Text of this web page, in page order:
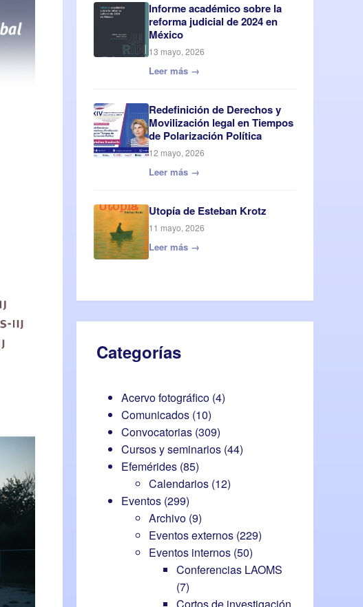
Informe académico sobre la
reforma judicial de 2024 en
México
13 mayo, 2026
Leer más →
Redefinición de Derechos y
Movilización legal en Tiempos
de Polarización Política
12 mayo, 2026
Leer más →
Utopía de Esteban Krotz
11 mayo, 2026
Leer más →
Categorías
Acervo fotográfico (4)
Comunicados (10)
Convocatorias (309)
Cursos y seminarios (44)
Efemérides (85)
Calendarios (12)
Eventos (299)
Archivo (9)
Eventos externos (229)
Eventos internos (50)
Conferencias LAOMS
(7)